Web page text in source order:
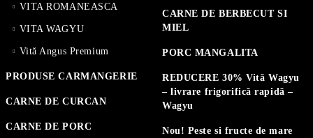
VITA ROMANEASCA
VITA WAGYU
Vită Angus Premium
PRODUSE CARMANGERIE
CARNE DE CURCAN
CARNE DE PORC
CARNE DE BERBECUT SI
MIEL
PORC MANGALITA
REDUCERE 30% Vită Wagyu
– livrare frigorifică rapidă –
Wagyu
Nou! Peste si fructe de mare